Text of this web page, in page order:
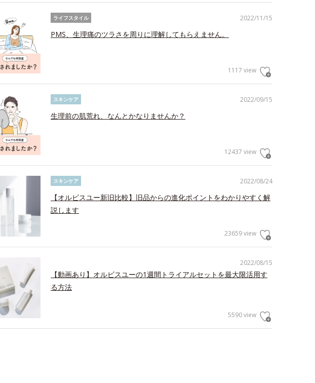
2022/11/15
ライフスタイル
PMS、生理痛のツラさを周りに理解してもらえません。
1117 view
2022/09/15
スキンケア
生理前の肌荒れ、なんとかなりませんか？
12437 view
2022/08/24
スキンケア
【オルビスユー新旧比較】旧品からの進化ポイントをわかりやすく解
説します
23659 view
2022/08/15
【動画あり】オルビスユーの1週間トライアルセットを最大限活用す
る方法
5590 view